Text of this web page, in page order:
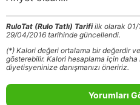
RuloTat (Rulo Tatlı) Tarifiilk olarak 01/
29/04/2016 tarihinde güncellendi.
(*) Kalori değeri ortalama bir değerdir
gösterebilir. Kalori hesaplama için
diyetisyeninize danışmanızı öneririz.
Yorumları